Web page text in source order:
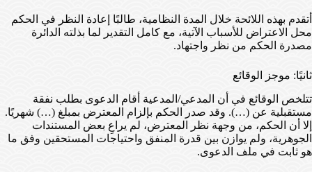
أتقدم بهذه اللائحة خلال المدة النظامية، طالبًا إعادة النظر في الحكم
محل الاعتراض للأسباب الآتية، مع كامل التقدير لما بذلته الدائرة
مصدرة الحكم من نظر واجتهاد.
ثانيًا: موجز الوقائع
تتلخص الوقائع في أن المدعي/المدعية أقام الدعوى بطلب نفقة
مستقبلية عن (…). وقد صدر الحكم بإلزام المعترض بمبلغ (…) شهريًا.
إلا أن الحكم، من وجهة نظر المعترض، لم يراعِ بعض المستندات
الجوهرية، ولم يوازن بين قدرة المنفق واحتياجات المستحقين وفق ما
هو ثابت في ملف الدعوى.